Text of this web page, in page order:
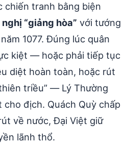
chiến tranh bằng biện
“giảng hòa” với tướng
1077. Đúng lúc quân
kiệt — hoặc phải tiếp tục
diệt hoàn toàn, hoặc rút
triều” — Lý Thường
địch. Quách Quỳ chấp
về nước, Đại Việt giữ
lãnh thổ.